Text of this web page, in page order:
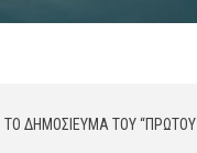
ΤΟ ΔΗΜΟΣΊΕΥΜΑ ΤΟΥ